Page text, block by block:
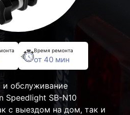
Время ремонта
от 40 мин
обслуживание
Speedlight SB-N10
с выездом на дом, так и